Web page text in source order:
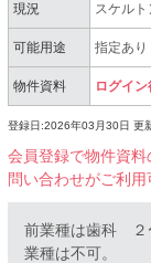
現況 スケルト
可能用途 指定あり
物件資料 ログイ
登録日:2026年03月30日 更
会員登録で物件資
問い合わせがご利
前業種は⻭科 ２
業種は不可。